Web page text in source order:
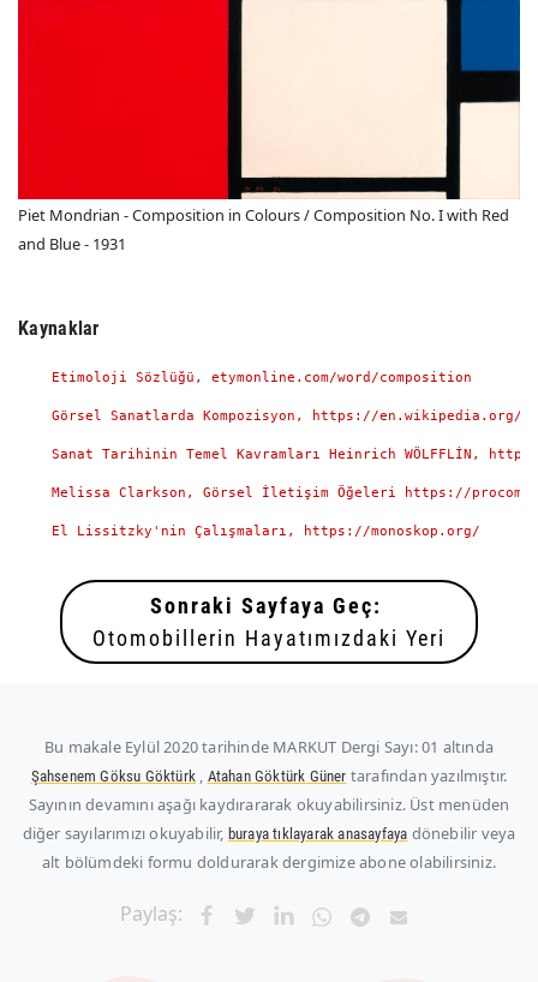
Piet Mondrian - Composition in Colours / Composition No. I with Red
and Blue - 1931
Kaynaklar
    Etimoloji Sözlüğü, etymonline.com/word/composition
Görsel Sanatlarda Kompozisyon, https://en.wikipedia.org/
Sanat Tarihinin Temel Kavramları Heinrich WÖLFFLİN,
Melissa Clarkson, Görsel İletişim Öğeleri https://
    El Lissitzky'nin Çalışmaları, https://monoskop.org/
Sonraki Sayfaya Geç:
Otomobillerin Hayatımızdaki Yeri
Bu makale Eylül 2020tarihinde MARKUT Dergi Sayı: 01 altında
Şahsenem Göksu Göktürk, Atahan Göktürk Güner tarafından yazılmıştır.
Sayının devamını aşağı kaydırararak okuyabilirsiniz. Üst menüden
diğer sayılarımızı okuyabilir, buraya tıklayarak anasayfaya dönebilir veya
alt bölümdeki formu doldurarak dergimize abone olabilirsiniz.
Paylaş: